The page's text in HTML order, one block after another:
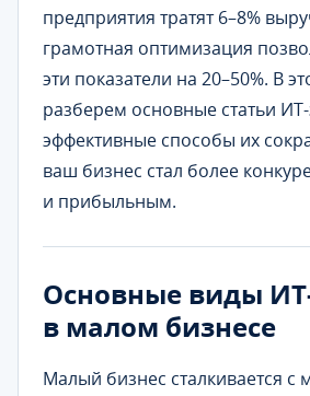
предприятия тратят 6–8%
грамотная оптимизация
эти показатели на 20–50%. В
разберем основные статьи
эффективные способы их
ваш бизнес стал более
и прибыльным.
Основные виды
в малом бизнесе
Малый бизнес сталкивается